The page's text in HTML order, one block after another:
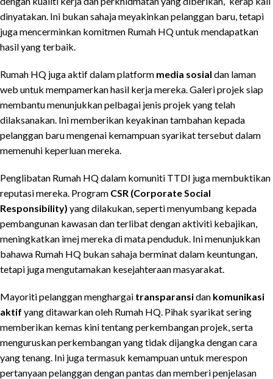
dinyatakan. Ini bukan sahaja meyakinkan pelanggan baru, tetapi
juga mencerminkan komitmen Rumah HQ untuk mendapatkan
hasil yang terbaik.
Rumah HQ juga aktif dalam platform media sosial dan laman
web untuk mempamerkan hasil kerja mereka. Galeri projek siap
membantu menunjukkan pelbagai jenis projek yang telah
dilaksanakan. Ini memberikan keyakinan tambahan kepada
pelanggan baru mengenai kemampuan syarikat tersebut dalam
memenuhi keperluan mereka.
Penglibatan Rumah HQ dalam komuniti TTDI juga membuktikan
reputasi mereka. Program CSR (Corporate Social
Responsibility) yang dilakukan, seperti menyumbang kepada
pembangunan kawasan dan terlibat dengan aktiviti kebajikan,
meningkatkan imej mereka di mata penduduk. Ini menunjukkan
bahawa Rumah HQ bukan sahaja berminat dalam keuntungan,
tetapi juga mengutamakan kesejahteraan masyarakat.
Mayoriti pelanggan menghargai transparansidan komunikasi
aktif yang ditawarkan oleh Rumah HQ. Pihak syarikat sering
memberikan kemas kini tentang perkembangan projek, serta
menguruskan perkembangan yang tidak dijangka dengan cara
yang tenang. Ini juga termasuk kemampuan untuk merespon
pertanyaan pelanggan dengan pantas dan memberi penjelasan